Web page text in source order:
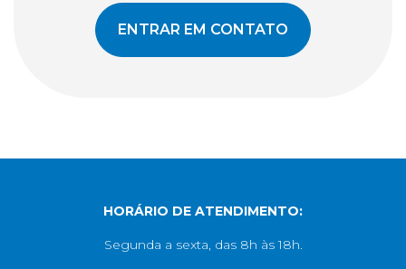
ENTRAR EM CONTATO
HORÁRIO DE ATENDIMENTO:
Segunda a sexta, das 8h às 18h.